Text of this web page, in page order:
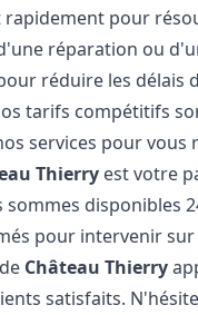
pour
réparation ou
réduire les
tarifs compétitifs
services pour vous
Thierry est votre
disponibles
pour intervenir
Château Thierry
satisfaits.